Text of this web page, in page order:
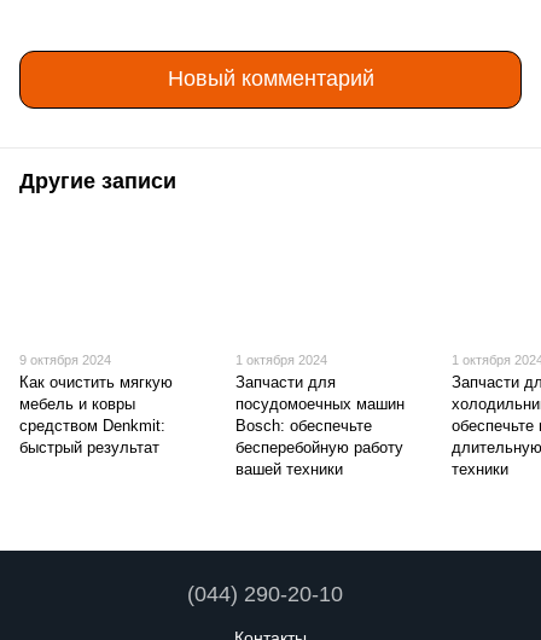
Новый комментарий
Другие записи
9 октября 2024
Как очистить мягкую
мебель и ковры
средством Denkmit:
быстрый результат
1 октября 2024
Запчасти для
посудомоечных машин
Bosch: обеспечьте
бесперебойную работу
вашей техники
1 октября
Запчасти
техники
(044) 290-20-10